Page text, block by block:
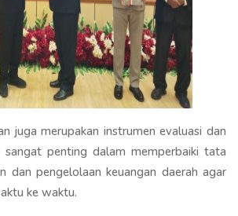
juga merupakan instrumen evaluasi dan
sangat penting dalam memperbaiki tata
dan pengelolaan keuangan daerah agar
ke waktu.